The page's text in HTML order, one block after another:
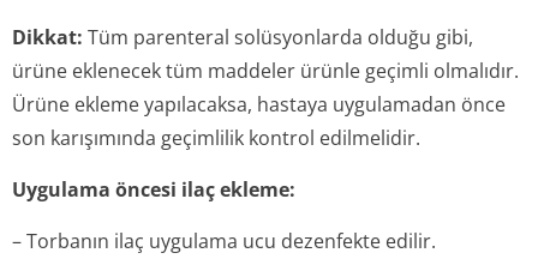
Dikkat: Tüm parenteral solüsyonlarda olduğu gibi,
ürüne eklenecek tüm maddeler ürünle geçimli olmalıdır.
Ürüne ekleme yapılacaksa, hastaya uygulamadan önce
son karışımında geçimlilik kontrol edilmelidir.
Uygulama öncesi ilaç ekleme:
– Torbanın ilaç uygulama ucu dezenfekte edilir.